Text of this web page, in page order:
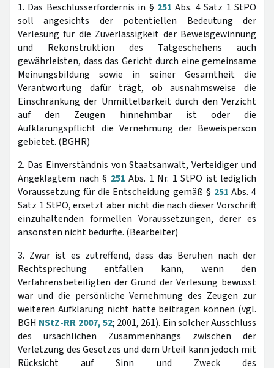
1. Das Beschlusserfordernis in § 251 Abs. 4 Satz 1 StPO
soll angesichts der potentiellen Bedeutung der
Verlesung für die Zuverlässigkeit der Beweisgewinnung
und Rekonstruktion des Tatgeschehens auch
gewährleisten, dass das Gericht durch eine gemeinsame
Meinungsbildung sowie in seiner Gesamtheit die
Verantwortung dafür trägt, ob ausnahmsweise die
Einschränkung der Unmittelbarkeit durch den Verzicht
auf den Zeugen hinnehmbar ist oder die
Aufklärungspflicht die Vernehmung der Beweisperson
gebietet. (BGHR)
2. Das Einverständnis von Staatsanwalt, Verteidiger und
Angeklagtem nach § 251 Abs. 1 Nr. 1 StPO ist lediglich
Voraussetzung für die Entscheidung gemäß § 251 Abs. 4
Satz 1 StPO, ersetzt aber nicht die nach dieser Vorschrift
einzuhaltenden formellen Voraussetzungen, derer es
ansonsten nicht bedürfte. (Bearbeiter)
3. Zwar ist es zutreffend, dass das Beruhen nach der
Rechtsprechung entfallen kann, wenn den
Verfahrensbeteiligten der Grund der Verlesung bewusst
war und die persönliche Vernehmung des Zeugen zur
weiteren Aufklärung nicht hätte beitragen können (vgl.
BGH NStZ-RR 2007, 52; 2001, 261). Ein solcher Ausschluss
des ursächlichen Zusammenhangs zwischen der
Verletzung des Gesetzes und dem Urteil kann jedoch mit
Rücksicht auf Sinn und Zweck des